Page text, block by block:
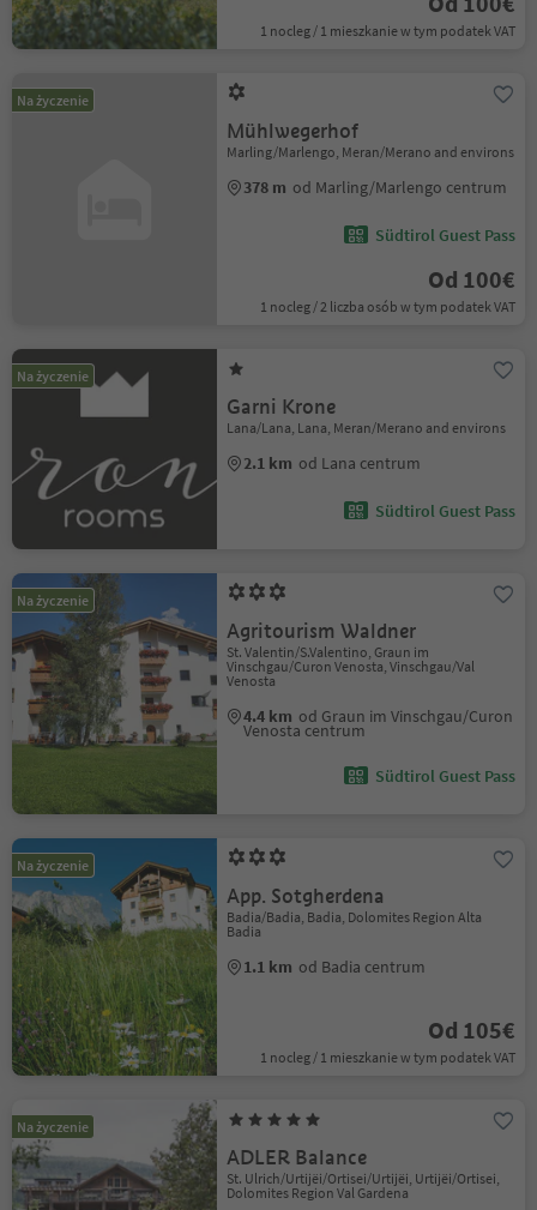
1 nocleg / 1 mieszkanie w tym podatek VAT
Na życzenie
Mühlwegerhof
Marling/Marlengo, Meran/Merano and environs
378 m od Marling/Marlengo centrum
Südtirol Guest Pass
Od 100€
1 nocleg / 2 liczba osób w tym podatek VAT
Na życzenie
Garni Krone
Lana/Lana, Lana, Meran/Merano and environs
2.1 km od Lana centrum
Südtirol Guest Pass
Na życzenie
Agritourism Waldner
St. Valentin/S.Valentino, Graun im
Vinschgau/Curon Venosta, Vinschgau/Val
Venosta
4.4 km od Graun im Vinschgau/Curon
Venosta centrum
Südtirol Guest Pass
Na życzenie
App. Sotgherdena
Badia/Badia, Badia, Dolomites Region Alta
Badia
1.1 km od Badia centrum
Od 105€
1 nocleg / 1 mieszkanie w tym podatek VAT
Na życzenie
ADLER Balance
St. Ulrich/Urtijëi/Ortisei/Urtijëi, Urtijëi/Ortisei,
Dolomites Region Val Gardena